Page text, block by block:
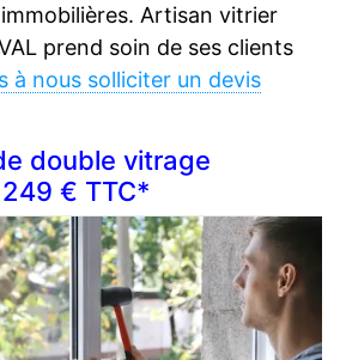
Artisan vitrier
prend soin de ses clients
à nous solliciter un devis
double vitrage
249 € TTC*